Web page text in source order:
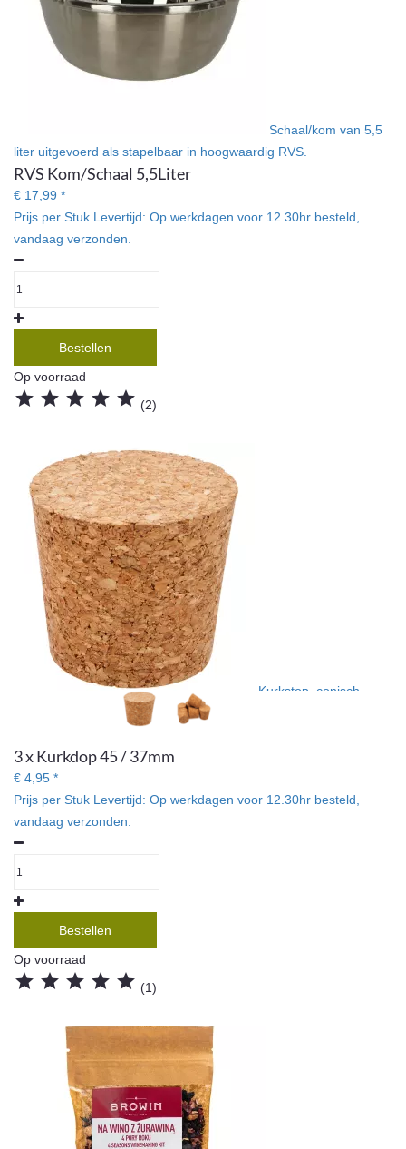
Schaal/kom van 5,5
liter uitgevoerd als stapelbaar in hoogwaardig RVS.
RVS Kom/Schaal 5,5Liter
€ 17,99 *
Prijs per Stuk Levertijd: Op werkdagen voor 12.30hr besteld,
vandaag verzonden.
Bestellen
Op voorraad
     (2)
Kurkstop, conisch,
geschikt voor smalle hals gistingsflessen met een capaciteit van
3 x Kurkdop 45 / 37mm
€ 4,95 *
Prijs per Stuk Levertijd: Op werkdagen voor 12.30hr besteld,
vandaag verzonden.
Bestellen
Op voorraad
     (1)